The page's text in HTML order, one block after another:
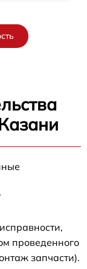
проведенного
запчасти).